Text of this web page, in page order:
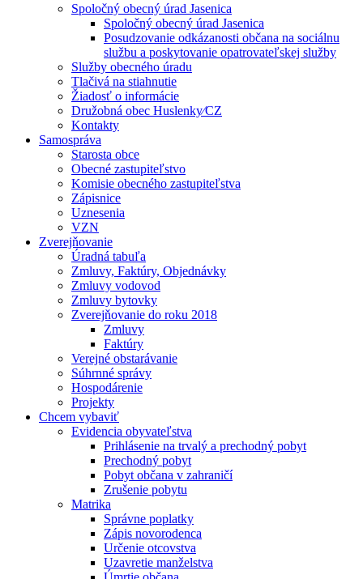
Spoločný obecný úrad Jasenica
Spoločný obecný úrad Jasenica
Posudzovanie odkázanosti občana na sociálnu
službu a poskytovanie opatrovateľskej služby
Služby obecného úradu
Tlačivá na stiahnutie
Žiadosť o informácie
Družobná obec Huslenky⁄CZ
Kontakty
Samospráva
Starosta obce
Obecné zastupiteľstvo
Komisie obecného zastupiteľstva
Zápisnice
Uznesenia
VZN
Zverejňovanie
Úradná tabuľa
Zmluvy, Faktúry, Objednávky
Zmluvy vodovod
Zmluvy bytovky
Zverejňovanie do roku 2018
Zmluvy
Faktúry
Verejné obstarávanie
Súhrnné správy
Hospodárenie
Projekty
Chcem vybaviť
Evidencia obyvateľstva
Prihlásenie na trvalý a prechodný pobyt
Prechodný pobyt
Pobyt občana v zahraničí
Zrušenie pobytu
Matrika
Správne poplatky
Zápis novorodenca
Určenie otcovstva
Uzavretie manželstva